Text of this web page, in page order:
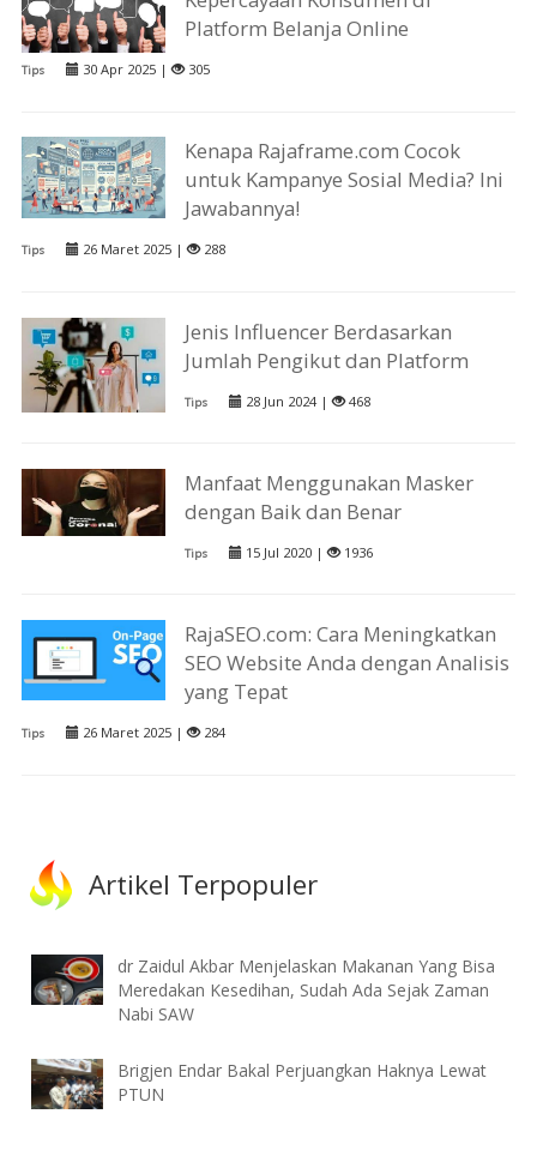
Platform Belanja Online
Tips 30 Apr 2025 | 305
Kenapa Rajaframe.com Cocok
untuk Kampanye Sosial Media? Ini
Jawabannya!
Tips 26 Maret 2025 | 288
Jenis Influencer Berdasarkan
Jumlah Pengikut dan Platform
Tips 28 Jun 2024 | 468
Manfaat Menggunakan Masker
dengan Baik dan Benar
Tips 15 Jul 2020 | 1936
RajaSEO.com: Cara Meningkatkan
SEO Website Anda dengan Analisis
yang Tepat
Tips 26 Maret 2025 | 284
Artikel Terpopuler
dr Zaidul Akbar Menjelaskan Makanan Yang Bisa
Meredakan Kesedihan, Sudah Ada Sejak Zaman
Nabi SAW
Brigjen Endar Bakal Perjuangkan Haknya Lewat
PTUN